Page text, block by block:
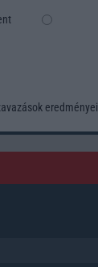
eredményei